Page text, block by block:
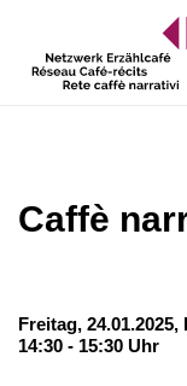
Caffè
Freitag, 24.01.2025,
14:30 - 15:30 Uhr